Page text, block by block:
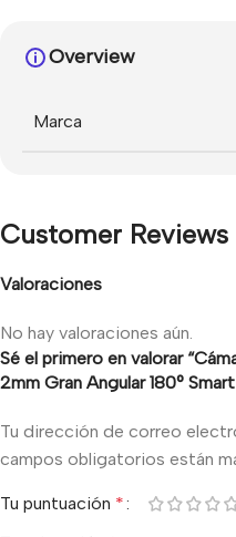
Overview
Marca
Customer Reviews
Valoraciones
No hay valoraciones aún.
Sé el primero en valorar
2mm Gran Angular 180°
Tu dirección de correo
campos obligatorios están
Tu puntuación *